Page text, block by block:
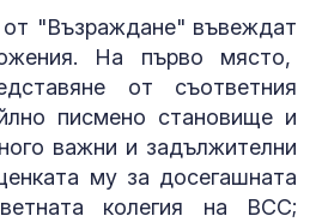
от "Възраждане" въвеждат
На първо място,
от съответния
писмено становище и
важни и задължителни
му за досегашната
колегия на ВСС;